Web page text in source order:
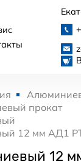
прокат
12 мм АД1
12